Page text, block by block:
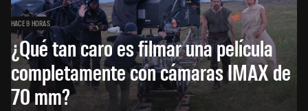
HACE 9 HORAS
¿Qué tan caro es filmar una película
completamente con cámaras IMAX de
70 mm?